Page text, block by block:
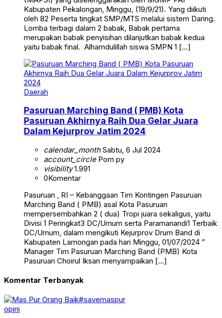
Kabupaten Pekalongan, Minggu, (19/9/21). Yang diikuti
oleh 82 Peserta tingkat SMP/MTS melalui sistem Daring.
Lomba terbagi dalam 2 babak, Babak pertama
merupakan babak penyisihan dilanjutkan babak kedua
yaitu babak final. Alhamdulillah siswa SMPN 1 […]
Daerah
Pasuruan Marching Band ( PMB) Kota
Pasuruan Akhirnya Raih Dua Gelar Juara
Dalam Kejurprov Jatim 2024
calendar_monthSabtu, 6 Jul 2024
account_circlePom py
visibility1.991
0Komentar
Pasuruan , RI – Kebanggaan Tim Kontingen Pasuruan
Marching Band ( PMB) asal Kota Pasuruan
mempersembahkan 2 ( dua) Tropi juara sekaligus, yaitu
Divisi 1 Peringkat3 DC/Umum serta Paramanandi1 Terbaik
DC/Umum, dalam mengikuti Kejurprov Drum Band di
Kabupaten Lamongan pada hari Minggu, 01/07/2024 ”
Manager Tim Pasuruan Marching Band (PMB) Kota
Pasuruan Choirul Iksan menyampaikan […]
Komentar Terbanyak
opini